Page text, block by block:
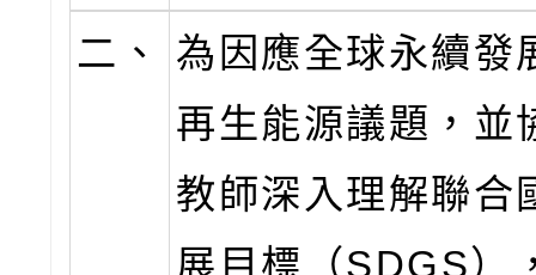
二、
為因應全球永續發
再生能源議題，並
教師深入理解聯合
展目標（SDGS）